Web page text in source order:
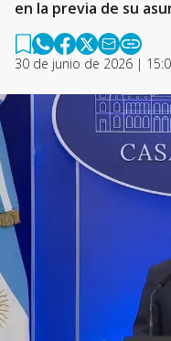
en la previa de su
30 de junio de 2026 |